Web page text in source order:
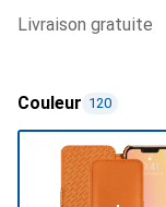
livraison gratuite
Couleur 120